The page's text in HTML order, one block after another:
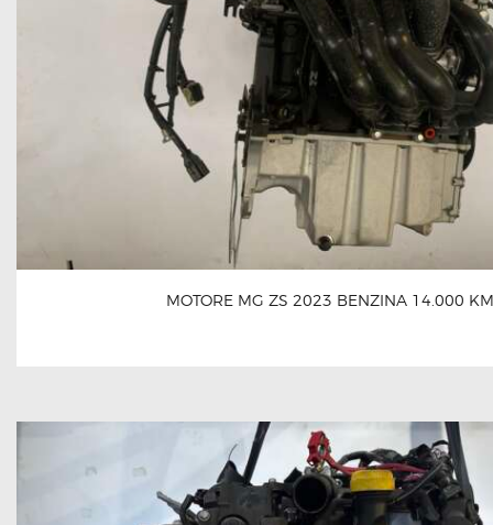
MOTORE MG ZS 2023 BENZINA 14.000 KM